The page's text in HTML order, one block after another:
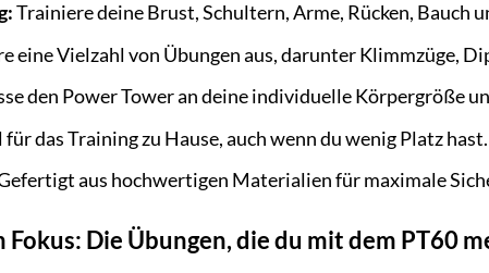
Trainiere deine Brust, Schultern, Arme, Rücken, Bauch
eine Vielzahl von Übungen aus, darunter Klimmzüge,
den Power Tower an deine individuelle Körpergröße
für das Training zu Hause, auch wenn du wenig Platz hast.
aus hochwertigen Materialien für maximale
Fokus: Die Übungen, die du mit dem PT60